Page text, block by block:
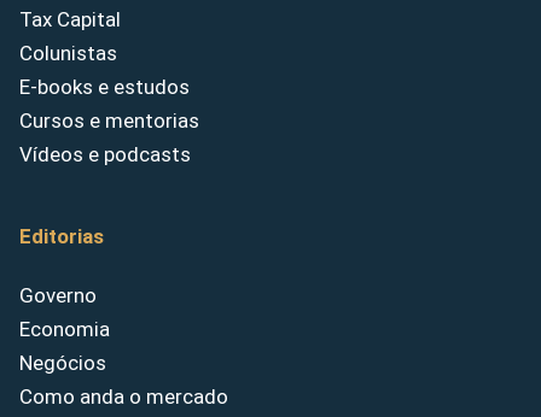
Tax Capital
Colunistas
E-books e estudos
Cursos e mentorias
Vídeos e podcasts
Editorias
Governo
Economia
Negócios
Como anda o mercado